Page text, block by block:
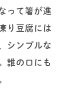
って箸が進
り豆腐には
シンプルな
誰の口にも